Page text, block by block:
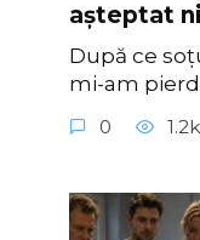
așteptat
După ce
mi-am
0